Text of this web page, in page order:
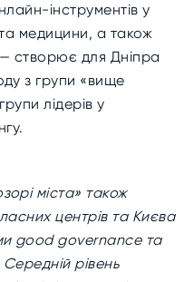
інструментів у
медицини, а також
створює для Дніпра
з групи «вище
лідерів у
міста» також
центрів та Києва
good governance та
рівень